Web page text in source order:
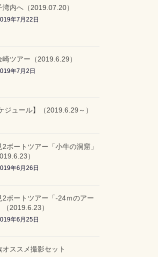
湾内へ（2019.07.20）
年7月22日
崎ツアー（2019.6.29）
年7月2日
ジュール】（2019.6.29～）
2ボートツアー「小牛の洞窟」
）
年6月26日
2ボートツアー「-24ｍのアー
（2019.6.23）
年6月25日
オススメ撮影セット